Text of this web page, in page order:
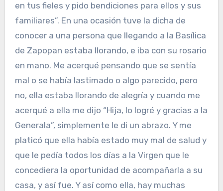
en tus fieles y pido bendiciones para ellos y sus
familiares”. En una ocasión tuve la dicha de
conocer a una persona que llegando a la Basílica
de Zapopan estaba llorando, e iba con su rosario
en mano. Me acerqué pensando que se sentía
mal o se había lastimado o algo parecido, pero
no, ella estaba llorando de alegría y cuando me
acerqué a ella me dijo “Hija, lo logré y gracias a la
Generala”, simplemente le di un abrazo. Y me
platicó que ella había estado muy mal de salud y
que le pedía todos los días a la Virgen que le
concediera la oportunidad de acompañarla a su
casa, y así fue. Y así como ella, hay muchas